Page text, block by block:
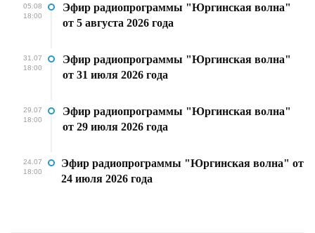
05.08
18:00
Эфир радиопрограммы "Юргинская волна"
от 5 августа 2026 года
31.07
18:00
Эфир радиопрограммы "Юргинская волна"
от 31 июля 2026 года
29.07
18:00
Эфир радиопрограммы "Юргинская волна"
от 29 июля 2026 года
24.07
18:00
Эфир радиопрограммы "Юргинская волна" от
24 июля 2026 года